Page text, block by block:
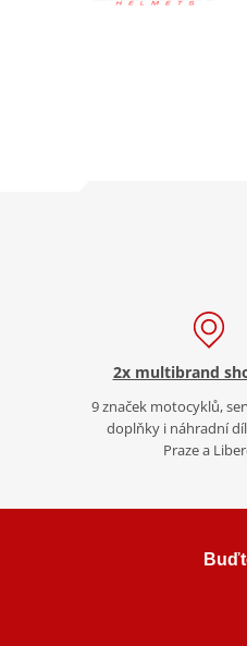
2x multibrand
9 značek motocyklů,
doplňky i náhradní
Praze a